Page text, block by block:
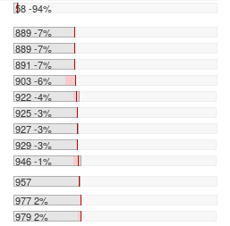
58 -94%
889 -7%
889 -7%
891 -7%
903 -6%
922 -4%
925 -3%
927 -3%
929 -3%
946 -1%
957
977 2%
979 2%